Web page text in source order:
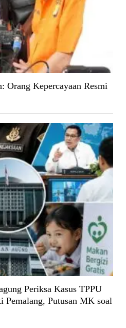
Orang Kepercayaan Resmi
Periksa Kasus TPPU
Putusan MK soal